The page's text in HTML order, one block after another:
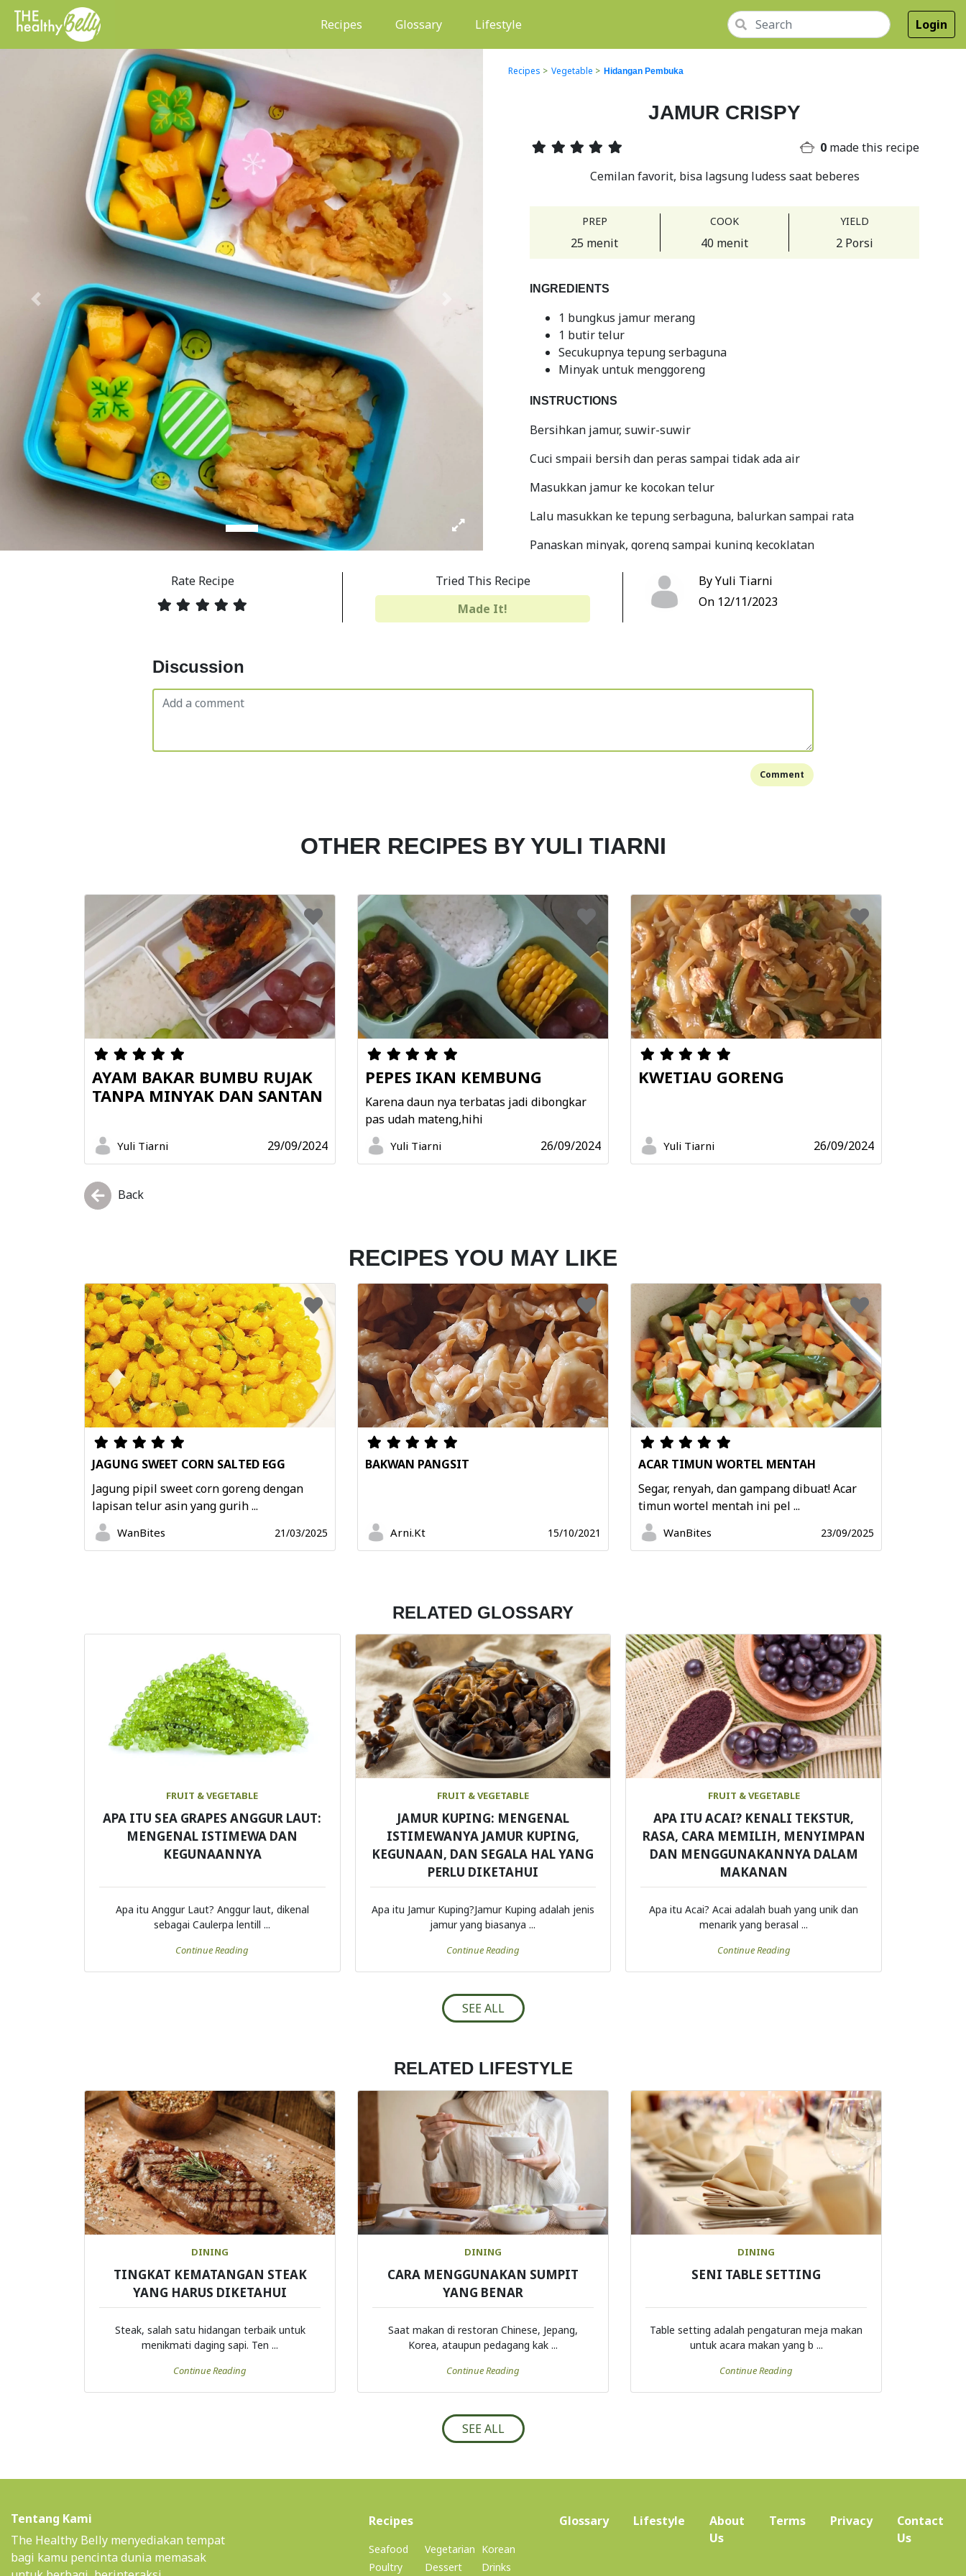
Recipes (current)Glossary Lifestyle Login
Previous Next
Recipes > Vegetable > Hidangan Pembuka
JAMUR CRISPY
0 made this recipe
Cemilan favorit, bisa lagsung ludess saat beberes
PREP
25 menit
COOK
40 menit
YIELD
2 Porsi
INGREDIENTS
1 bungkus jamur merang
1 butir telur
Secukupnya tepung serbaguna
Minyak untuk menggoreng
INSTRUCTIONS
Bersihkan jamur, suwir-suwir
Cuci smpaii bersih dan peras sampai tidak ada air
Masukkan jamur ke kocokan telur
Lalu masukkan ke tepung serbaguna, balurkan sampai rata
Panaskan minyak, goreng sampai kuning kecoklatan
Siap di sajikan
Rate Recipe
Tried This Recipe
Made It!
By Yuli Tiarni
On 12/11/2023
Discussion
Comment
OTHER RECIPES BY YULI TIARNI
AYAM BAKAR BUMBU RUJAK
TANPA MINYAK DAN SANTAN
Yuli Tiarni 29/09/2024
PEPES IKAN KEMBUNG
Karena daun nya terbatas jadi dibongkar
pas udah mateng,hihi
Yuli Tiarni 26/09/2024
KWETIAU GORENG
Yuli Tiarni 26/09/2024
Back
RECIPES YOU MAY LIKE
JAGUNG SWEET CORN SALTED EGG
Jagung pipil sweet corn goreng dengan
lapisan telur asin yang gurih ...
WanBites 21/03/2025
BAKWAN PANGSIT
Arni.Kt 15/10/2021
ACAR TIMUN WORTEL MENTAH
Segar, renyah, dan gampang dibuat! Acar
timun wortel mentah ini pel ...
WanBites 23/09/2025
RELATED GLOSSARY
FRUIT & VEGETABLE
APA ITU SEA GRAPES ANGGUR LAUT:
MENGENAL ISTIMEWA DAN
KEGUNAANNYA
Apa itu Anggur Laut? Anggur laut, dikenal
sebagai Caulerpa lentill ...
Continue Reading
FRUIT & VEGETABLE
JAMUR KUPING: MENGENAL
ISTIMEWANYA JAMUR KUPING,
KEGUNAAN, DAN SEGALA HAL YANG
PERLU DIKETAHUI
Apa itu Jamur Kuping?Jamur Kuping adalah jenis
jamur yang biasanya ...
Continue Reading
FRUIT & VEGETABLE
APA ITU ACAI? KENALI TEKSTUR,
RASA, CARA MEMILIH, MENYIMPAN
DAN MENGGUNAKANNYA DALAM
MAKANAN
Apa itu Acai? Acai adalah buah yang unik dan
menarik yang berasal ...
Continue Reading
SEE ALL
RELATED LIFESTYLE
DINING
TINGKAT KEMATANGAN STEAK
YANG HARUS DIKETAHUI
Steak, salah satu hidangan terbaik untuk
menikmati daging sapi. Ten ...
Continue Reading
DINING
CARA MENGGUNAKAN SUMPIT
YANG BENAR
Saat makan di restoran Chinese, Jepang,
Korea, ataupun pedagang kak ...
Continue Reading
DINING
SENI TABLE SETTING
Table setting adalah pengaturan meja makan
untuk acara makan yang b ...
Continue Reading
SEE ALL
Tentang Kami
The Healthy Belly menyediakan tempat
bagi kamu pencinta dunia memasak
Recipes(current)
Seafood
Poultry
Vegetarian
Dessert
Korean
Drinks
Glossary Lifestyle
About
Us(current)
Terms Privacy
Contact
Us